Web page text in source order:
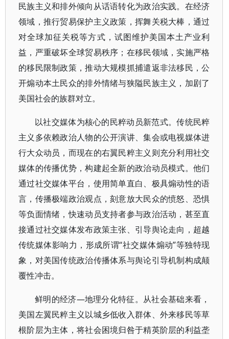
民族主义和排外倾向从话语转化为政治实践。在经济
领域，推行贸易保护主义政策，挥舞关税大棒，通过
对全球加征关税等方式，试图维护美国本土产业利
益，严重破坏全球贸易秩序；在移民领域，实施严格
的移民限制政策，推动大规模抓捕遣返非法移民，公
开煽动本土民众的排外情绪与狭隘民族主义，加剧了
美国社会的族群对立。
以社交媒体为核心的民粹动员新范式。传统民粹
主义多依赖政治人物的公开演讲、集会或电视媒体进
行大众动员，而现在的右翼民粹主义则充分利用社交
媒体的传播优势，构建起全新的政治动员模式。他们
通过社交媒体平台，使用简单直白、极具煽动性的语
言，传播极端政治观点，刻意放大民众的愤怒、恐惧
等负面情绪，快速动员支持者参与政治活动，甚至直
接通过社交媒体发布政策主张、引导舆论走向，超越
传统媒体影响力，形成所谓“社交媒体煽动”等独特现
象，对美国传统政治传播体系与舆论引导机制构成颠
覆性冲击。
鲜明的经济—地理分化特征。从社会基础来看，
美国左翼民粹主义以城乡低收入群体、外来移民等草
根阶层为主体，将社会困境归咎于精英阶层的利益垄